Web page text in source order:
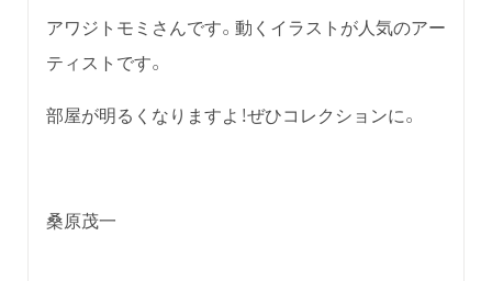
アワジトモミさんです。動くイラストが人気のアー
ティストです。
部屋が明るくなりますよ！ぜひコレクションに。
桑原茂一